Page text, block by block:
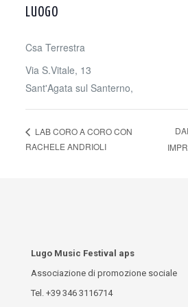
LUOGO
Csa Terrestra
Via S.Vitale, 13
Sant'Agata sul Santerno,
LAB CORO A CORO CON
RACHELE ANDRIOLI
Lugo Music Festival aps
Associazione di promozione sociale
Tel. +39 346 3116714